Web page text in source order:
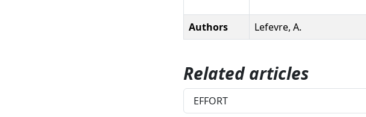
Authors Lefevre, A.
Related articles
EFFORT